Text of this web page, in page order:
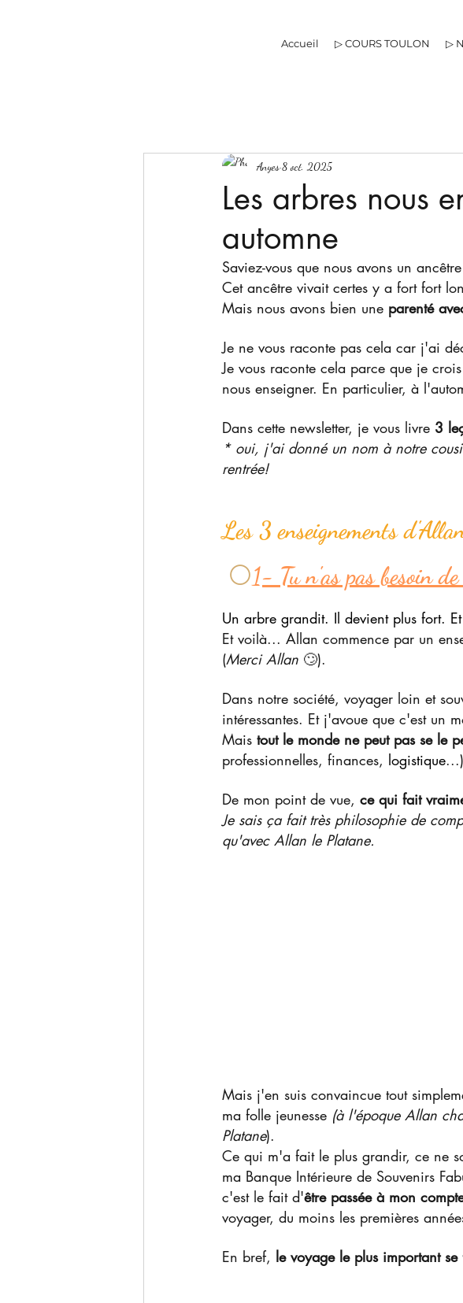
Accueil ▷ COURS TOULON ▷
Les arbres nous
automne
Anyes8 oct. 2025
Saviez-vous que nous avons un
Cet ancêtre vivait certes y a fort fort
Mais nous avons bien une parenté
Je ne vous raconte pas cela car j'ai
Je vous raconte cela parce que je
nous enseigner. En particulier, à
Dans cette newsletter, je vous livre 3
* oui, j'ai donné un nom à notre
rentrée!
Les 3 enseignements
⚪1- Tu n'as pas besoin
Un arbre grandit. Il devient plus fort.
Et voilà... Allan commence par un
(Merci Allan 🙄).
Dans notre société, voyager loin et
intéressantes. Et j'avoue que c'est un
Mais tout le monde ne peut pas se le
professionnelles, finances, logistique
De mon point de vue, ce qui fait
Je sais ça fait très philosophie de
qu'avec Allan le Platane.
Mais j'en suis convaincue tout
ma folle jeunesse (à l'époque Allan
Platane).
Ce qui m'a fait le plus grandir, ce ne
ma Banque Intérieure de Souvenirs
c'est le fait d'être passée à mon
voyager, du moins les premières
En bref, le voyage le plus important